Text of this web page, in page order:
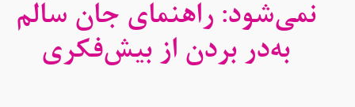
نمی‌شود: راهنمای جان سالم
به‌در بردن از بیش‌فکری